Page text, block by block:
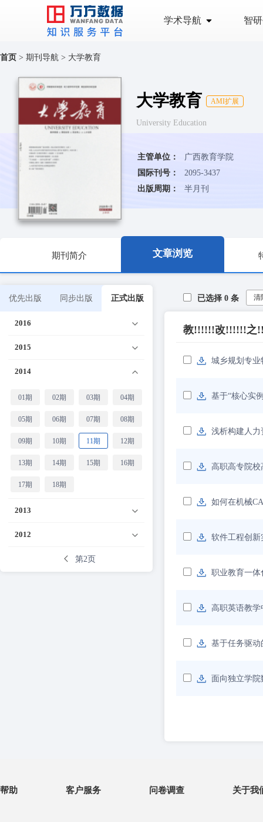
学术导航 智
首页 > 期刊导航 > 大学教育
大学教育 AMI扩展
University Education
主管单位：
广西教育学院
国际刊号：
2095-3437
出版周期：
半月刊
期刊简介 文章浏览
优先出版 同步出版 正式出版
2016
2015
2014
01期 02期 03期 04期
05期 06期 07期 08期
09期 10期 11期 12期
13期 14期 15期 16期
17期 18期
2013
2012
第2页
已选择 0 条 清
教!!!!!!改!!!!!!之
城乡规划专
基于“核心实
浅析构建人力
高职高专院
如何在机械
软件工程创
职业教育一
高职英语教
基于任务驱动
面向独立学
帮助 客户服务 问卷调查 关于我